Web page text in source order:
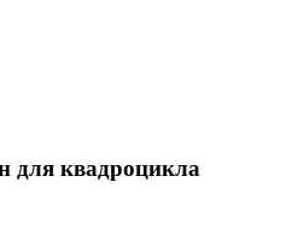
для квадроцикла